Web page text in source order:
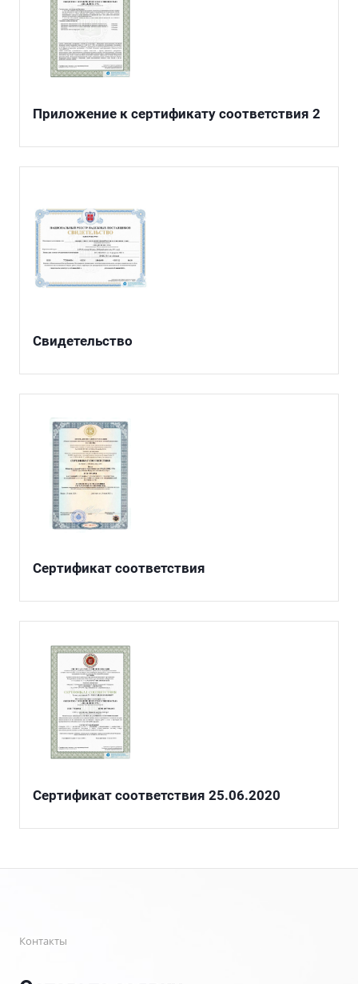
Приложение к сертификату соответствия 2
Свидетельство
Сертификат соответствия
Сертификат соответствия 25.06.2020
Контакты